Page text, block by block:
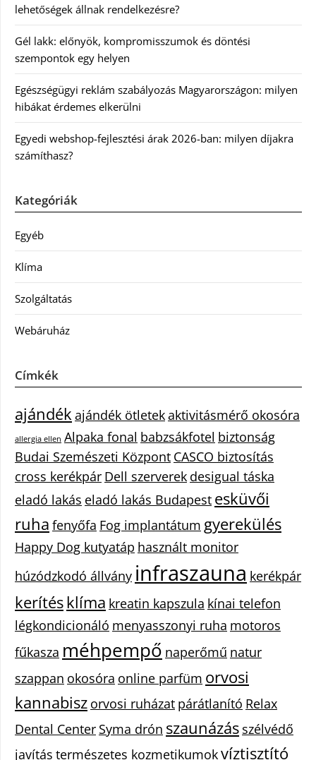
lehetőségek állnak rendelkezésre?
Gél lakk: előnyök, kompromisszumok és döntési
szempontok egy helyen
Egészségügyi reklám szabályozás Magyarországon: milyen
hibákat érdemes elkerülni
Egyedi webshop-fejlesztési árak 2026-ban: milyen díjakra
számíthasz?
Kategóriák
Egyéb
Klíma
Szolgáltatás
Webáruház
Címkék
ajándékajándék ötletekaktivitásmérő okosóra
allergia ellen Alpaka fonal babzsákfotel biztonság
Budai Szemészeti Központ CASCO biztosítás
cross kerékpár Dell szerverek desigual táska
eladó lakás eladó lakás Budapest esküvői
ruha fenyőfa Fog implantátum gyerekülés
Happy Dog kutyatáp használt monitor
húzódzkodó állvány infraszauna kerékpár
kerítésklíma kreatin kapszula kínai telefon
légkondicionáló menyasszonyi ruha motoros
fűkasza méhpempő naperőmű natur
szappan okosóra online parfüm orvosi
kannabisz orvosi ruházat párátlanító Relax
Dental Center Syma drón szaunázás szélvédő
javítás természetes kozmetikumokvíztisztító